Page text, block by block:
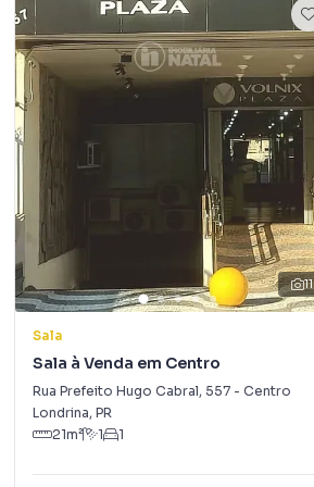
11
Sala
Sala à Venda em Centro
Rua Prefeito Hugo Cabral, 557- Centro
Londrina, PR
21m² 1 1